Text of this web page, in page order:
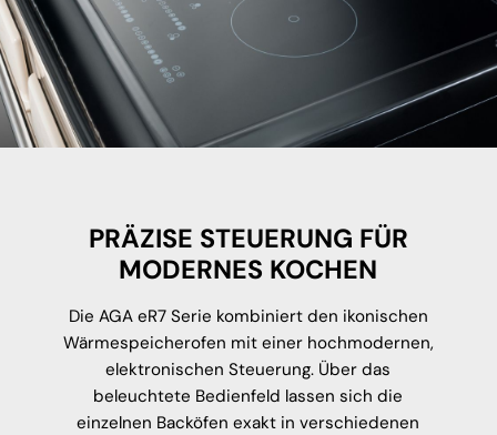
PRÄZISE STEUERUNG FÜR
MODERNES KOCHEN
Die AGA eR7 Serie kombiniert den ikonischen
Wärmespeicherofen mit einer hochmodernen,
elektronischen Steuerung. Über das
beleuchtete Bedienfeld lassen sich die
einzelnen Backöfen exakt in verschiedenen